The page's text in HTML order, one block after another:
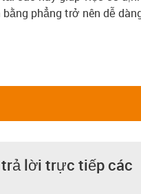
phẳng trở nên dễ
lời trực tiếp các